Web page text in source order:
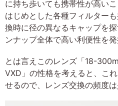
に持ち歩いても携帯性が高い
はじめとした各種フィルター
換時に径の異なるキャップを
ンナップ全体で高い利便性を発
とは言えこのレンズ「18-
VXD」の性格を考えると、こ
せるので、レンズ交換の頻度は